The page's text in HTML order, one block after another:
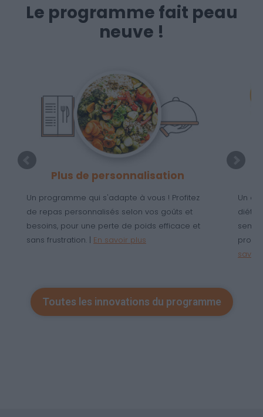
Le programme fait peau
neuve !
Plus de personnalisation
Un programme qui s'adapte à vous ! Profitez
de repas personnalisés selon vos goûts et
besoins, pour une perte de poids efficace et
sans frustration. | En savoir plus
Un
Toutes les innovations du programme